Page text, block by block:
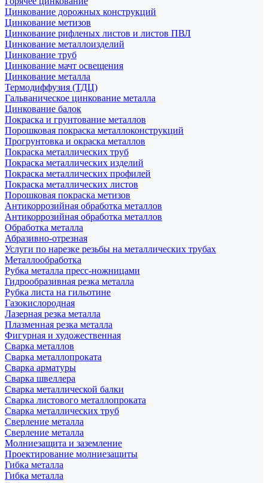
Цинкование дорожных конструкций
Цинкование метизов
Цинкование рифленых листов и листов ПВЛ
Цинкование металлоизделий
Цинкование труб
Цинкование мачт освещения
Цинкование металла
Термодиффузия (ТДЦ)
Гальваническое цинкование металла
Цинкование балок
Покраска и грунтование металлов
Порошковая покраска металлоконструкций
Прогрунтовка и окраска металлов
Покраска металлических труб
Покраска металлических изделий
Покраска металлических профилей
Покраска металлических листов
Порошковая покраска метизов
Антикоррозийная обработка металлов
Антикоррозийная обработка металлов
Обработка металла
Абразивно-отрезная
Услуги по нарезке резьбы на металлических трубах
Металлообработка
Рубка металла пресс-ножницами
Гидрообразивная резка металла
Рубка листа на гильотине
Газокислородная
Лазерная резка металла
Плазменная резка металла
Фигурная и художественная
Сварка металлов
Сварка металлопроката
Сварка арматуры
Сварка швеллера
Сварка металлической балки
Сварка листового металлопроката
Сварка металлических труб
Сверление металла
Сверление металла
Молниезащита и заземление
Проектирование молниезащиты
Гибка металла
Гибка металла